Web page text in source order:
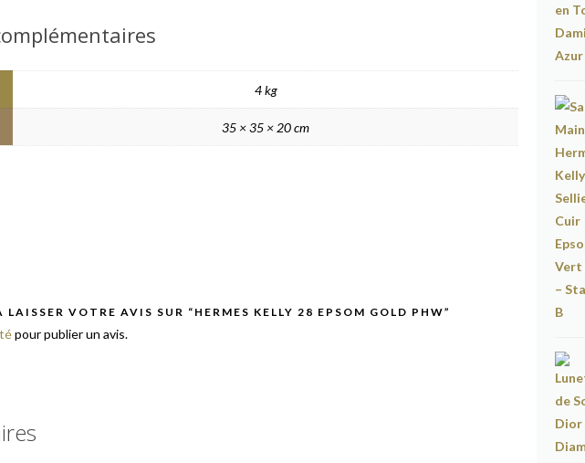
4 kg
35 × 35 × 20 cm
LAISSER VOTRE AVIS SUR “HERMES KELLY 28 EPSOM GOLD PHW”
pour publier un avis.